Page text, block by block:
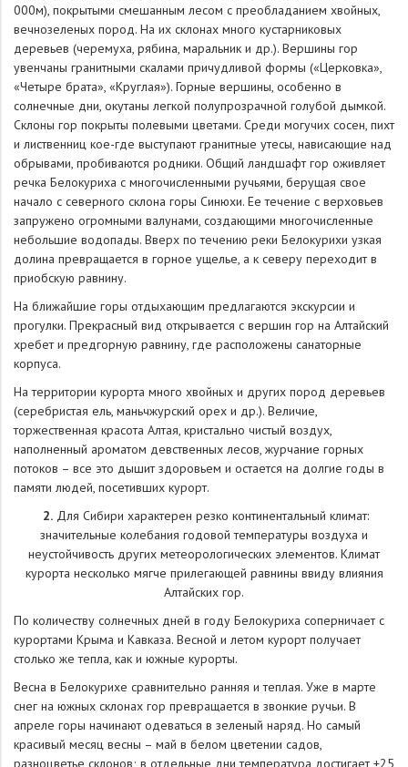
000м), покрытыми смешанным лесом с преобладанием хвойных,
вечнозеленых пород. На их склонах много кустарниковых
деревьев (черемуха, рябина, маральник и др.). Вершины гор
увенчаны гранитными скалами причудливой формы («Церковка»,
«Четыре брата», «Круглая»). Горные вершины, особенно в
солнечные дни, окутаны легкой полупрозрачной голубой дымкой.
Склоны гор покрыты полевыми цветами. Среди могучих сосен, пихт
и лиственниц кое-где выступают гранитные утесы, нависающие над
обрывами, пробиваются родники. Общий ландшафт гор оживляет
речка Белокуриха с многочисленными ручьями, берущая свое
начало с северного склона горы Синюхи. Ее течение с верховьев
запружено огромными валунами, создающими многочисленные
небольшие водопады. Вверх по течению реки Белокурихи узкая
долина превращается в горное ущелье, а к северу переходит в
приобскую равнину.
На ближайшие горы отдыхающим предлагаются экскурсии и
прогулки. Прекрасный вид открывается с вершин гор на Алтайский
хребет и предгорную равнину, где расположены санаторные
корпуса.
На территории курорта много хвойных и других пород деревьев
(серебристая ель, маньчжурский орех и др.). Величие,
торжественная красота Алтая, кристально чистый воздух,
наполненный ароматом девственных лесов, журчание горных
потоков – все это дышит здоровьем и остается на долгие годы в
памяти людей, посетивших курорт.
2. Для Сибири характерен резко континентальный климат:
значительные колебания годовой температуры воздуха и
неустойчивость других метеорологических элементов. Климат
курорта несколько мягче прилегающей равнины ввиду влияния
Алтайских гор.
По количеству солнечных дней в году Белокуриха соперничает с
курортами Крыма и Кавказа. Весной и летом курорт получает
столько же тепла, как и южные курорты.
Весна в Белокурихе сравнительно ранняя и теплая. Уже в марте
снег на южных склонах гор превращается в звонкие ручьи. В
апреле горы начинают одеваться в зеленый наряд. Но самый
красивый месяц весны – май в белом цветении садов,
разноцветье склонов; в отдельные дни температура достигает +25